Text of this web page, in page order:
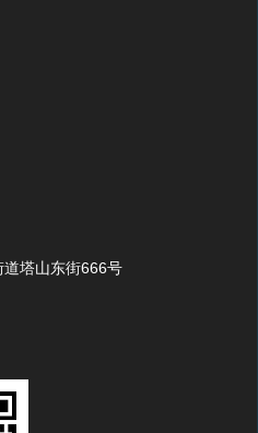
塔山东街666号